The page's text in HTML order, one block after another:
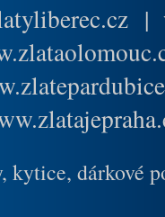
|
kytice, dárkové